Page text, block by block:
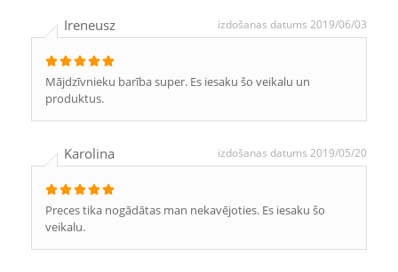
Ireneusz izdošanas datums 2019/06/03
Mājdzīvnieku barība super. Es iesaku šo veikalu un
produktus.
Karolina izdošanas datums 2019/05/20
Preces tika nogādātas man nekavējoties. Es iesaku šo
veikalu.